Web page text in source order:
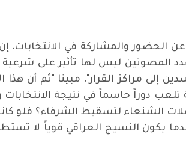
عن الحضور والمشاركة في
إلى مراكز القرار"، مبينا "ثم أن
تلعب دوراً حاسماً في نتيجة
الشنعاء لتسقيط الشرفاء؟ فلو
يكون النسيج العراقي قوياً لا